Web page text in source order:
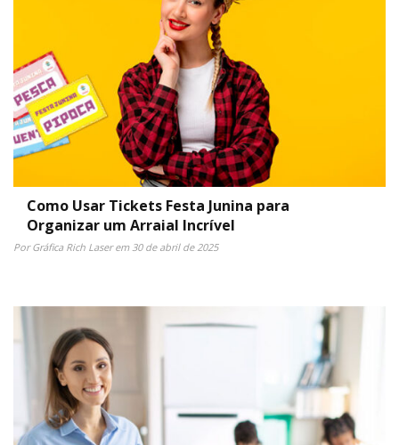
Como Usar Tickets Festa Junina para
Organizar um Arraial Incrível
Por Gráfica Rich Laser em 30 de abril de 2025